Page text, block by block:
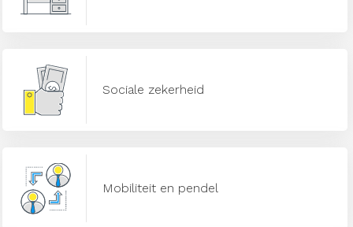
Sociale zekerheid
Mobiliteit en pendel